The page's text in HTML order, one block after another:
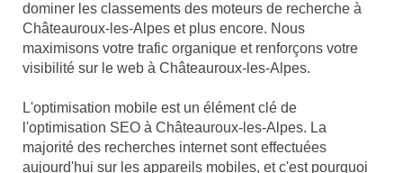
dominer les classements des moteurs de recherche à
Châteauroux-les-Alpes et plus encore. Nous
maximisons votre trafic organique et renforçons votre
visibilité sur le web à Châteauroux-les-Alpes.
L'optimisation mobile est un élément clé de
l'optimisation SEO à Châteauroux-les-Alpes. La
majorité des recherches internet sont effectuées
aujourd'hui sur les appareils mobiles, et c'est pourquoi